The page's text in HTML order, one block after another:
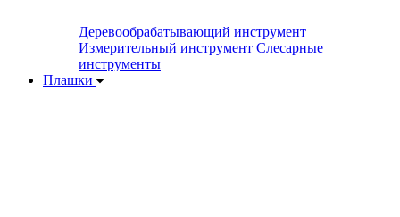
Деревообрабатывающий инструмент
Измерительный инструмент Слесарные
инструменты
Плашки